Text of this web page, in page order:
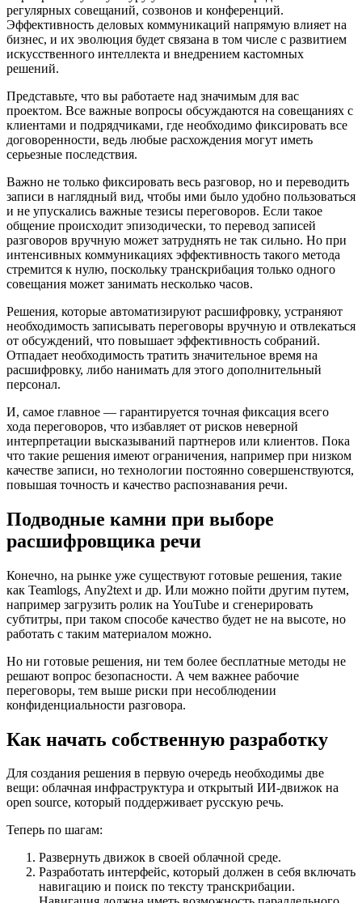
регулярных совещаний, созвонов и конференций.
Эффективность деловых коммуникаций напрямую влияет на
бизнес, и их эволюция будет связана в том числе с развитием
искусственного интеллекта и внедрением кастомных
решений.
Представьте, что вы работаете над значимым для вас
проектом. Все важные вопросы обсуждаются на совещаниях с
клиентами и подрядчиками, где необходимо фиксировать все
договоренности, ведь любые расхождения могут иметь
серьезные последствия.
Важно не только фиксировать весь разговор, но и переводить
записи в наглядный вид, чтобы ими было удобно пользоваться
и не упускались важные тезисы переговоров. Если такое
общение происходит эпизодически, то перевод записей
разговоров вручную может затруднять не так сильно. Но при
интенсивных коммуникациях эффективность такого метода
стремится к нулю, поскольку транскрибация только одного
совещания может занимать несколько часов.
Решения, которые автоматизируют расшифровку, устраняют
необходимость записывать переговоры вручную и отвлекаться
от обсуждений, что повышает эффективность собраний.
Отпадает необходимость тратить значительное время на
расшифровку, либо нанимать для этого дополнительный
персонал.
И, самое главное — гарантируется точная фиксация всего
хода переговоров, что избавляет от рисков неверной
интерпретации высказываний партнеров или клиентов. Пока
что такие решения имеют ограничения, например при низком
качестве записи, но технологии постоянно совершенствуются,
повышая точность и качество распознавания речи.
Подводные камни при выборе
расшифровщика речи
Конечно, на рынке уже существуют готовые решения, такие
как Teamlogs, Аny2text и др. Или можно пойти другим путем,
например загрузить ролик на YouTube и сгенерировать
субтитры, при таком способе качество будет не на высоте, но
работать с таким материалом можно.
Но ни готовые решения, ни тем более бесплатные методы не
решают вопрос безопасности. А чем важнее рабочие
переговоры, тем выше риски при несоблюдении
конфиденциальности разговора.
Как начать собственную разработку
Для создания решения в первую очередь необходимы две
вещи: облачная инфраструктура и открытый ИИ-движок на
open source, который поддерживает русскую речь.
Теперь по шагам:
Развернуть движок в своей облачной среде.
Разработать интерфейс, который должен в себя включать
навигацию и поиск по тексту транскрибации.